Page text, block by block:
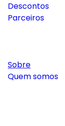
Descontos
Parceiros
Sobre
Quem somos